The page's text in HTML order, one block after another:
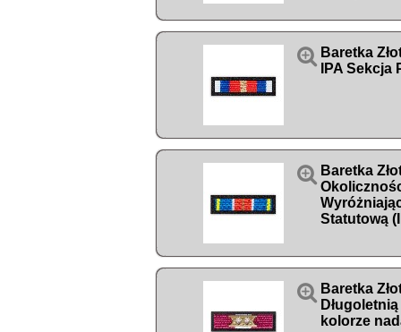
 Baretka
IPA Sekcja
 Baretka
Statutową
 Baretka
kolorze